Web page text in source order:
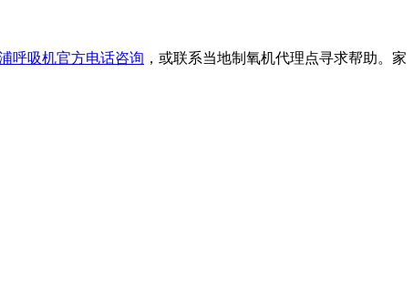
呼吸机官方电话咨询 ，或联系当地制氧机代理点寻求帮助。 家